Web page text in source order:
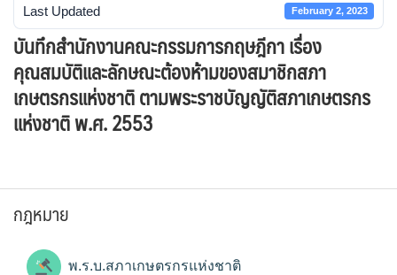
Search
for:
Last Updated February 2, 2023
บันทึกสำนักงานคณะกรรมการกฤษฎีกา เรื่อง
คุณสมบัติและลักษณะต้องห้ามของสมาชิกสภา
เกษตรกรแห่งชาติ ตามพระราชบัญญัติสภาเกษตรกร
แห่งชาติ พ.ศ. 2553
กฎหมาย
พ.ร.บ.สภาเกษตรกรแห่งชาติ